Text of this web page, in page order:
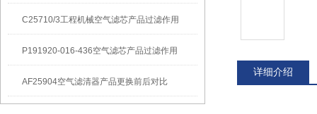
C25710/3工程机械空气滤芯产品过滤作用
P191920-016-436空气滤芯产品过滤作用
AF25904空气滤清器产品更换前后对比
详细介绍